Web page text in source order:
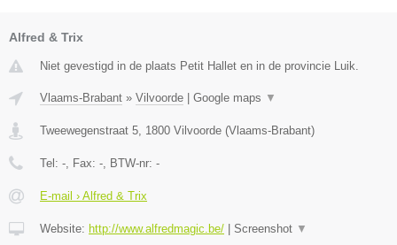
Alfred & Trix
Niet gevestigd in de plaats Petit Hallet en in de provincie Luik.
Vlaams-Brabant » Vilvoorde Google maps ▼
Tweewegenstraat 5, 1800 Vilvoorde (Vlaams-Brabant)
Tel: -, Fax: -, BTW-nr: -
E-mail › Alfred & Trix
Website: http://www.alfredmagic.be/ Screenshot ▼